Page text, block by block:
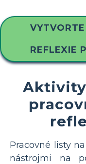
REFLEXIE
Aktivity
Pracovné listy
nástrojmi na